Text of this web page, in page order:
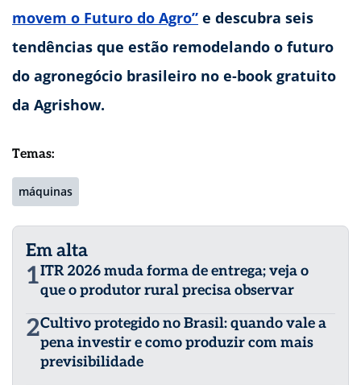
movem o Futuro do Agro” e descubra seis
tendências que estão remodelando o futuro
do agronegócio brasileiro no e-book gratuito
da Agrishow.
Temas:
máquinas
Em alta
1ITR 2026 muda forma de entrega; veja o
que o produtor rural precisa observar
2Cultivo protegido no Brasil: quando vale a
pena investir e como produzir com mais
previsibilidade